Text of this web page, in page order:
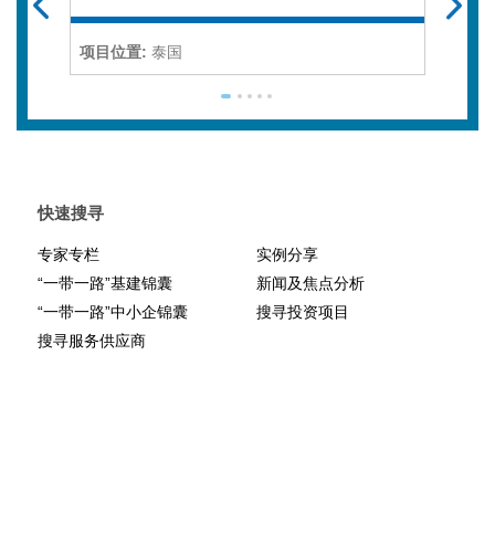
项目位置: 泰国
the
快速搜寻
专家专栏
实例分享
“一带一路”基建锦囊
新闻及焦点分析
“一带一路”中小企锦囊
搜寻投资项目
搜寻服务供应商